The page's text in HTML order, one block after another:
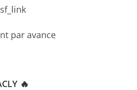
par avance
🔥